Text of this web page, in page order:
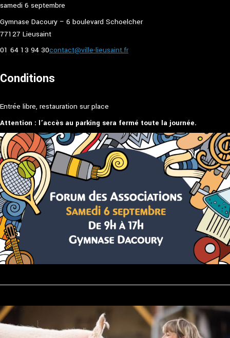
samedi 6 septembre
Gymnase Dacoury – 6 boulevard Schoelcher
77127 Lieusaint
01 64 13 94 30contact@ville-lieusaint.fr
Conditions
Entrée libre, restauration sur place
Attention : l’accès au parking sera fermé toute la journée.